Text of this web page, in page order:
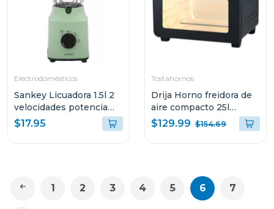
Electrodomésticos
Sankey Licuadora 1.5l 2
velocidades potencia
500w
$17.95
Tostahornos
Drija Horno freidora de
aire compacto 25l
bruschetta
$129.99 $154.69
1 2 3 4 5 6 7